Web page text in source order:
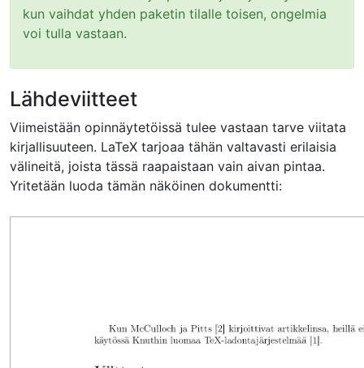
kun vaihdat yhden paketin tilalle toisen, ongelmia
voi tulla vastaan.
Lähdeviitteet
Viimeistään opinnäytetöissä tulee vastaan tarve viitata
kirjallisuuteen. LaTeX tarjoaa tähän valtavasti erilaisia
välineitä, joista tässä raapaistaan vain aivan pintaa.
Yritetään luoda tämän näköinen dokumentti: